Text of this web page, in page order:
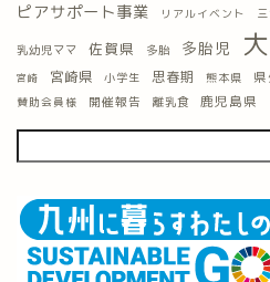
ピアサポート事業 リアルイベント
乳幼児ママ 佐賀県 多胎 多胎児
宮崎 宮崎県 小学生 思春期 熊本県
賛助会員様 開催報告 離乳食 鹿児島県